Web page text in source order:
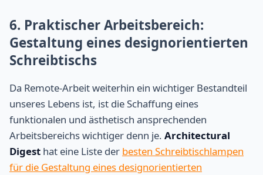
6. Praktischer Arbeitsbereich:
Gestaltung eines designorientierten
Schreibtischs
Da Remote-Arbeit weiterhin ein wichtiger Bestandteil
unseres Lebens ist, ist die Schaffung eines
funktionalen und ästhetisch ansprechenden
Arbeitsbereichs wichtiger denn je. Architectural
Digest hat eine Liste der besten Schreibtischlampen
für die Gestaltung eines designorientierten